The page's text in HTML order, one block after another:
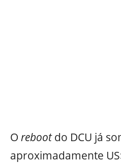
O rebootdo DCU já
aproximadamente